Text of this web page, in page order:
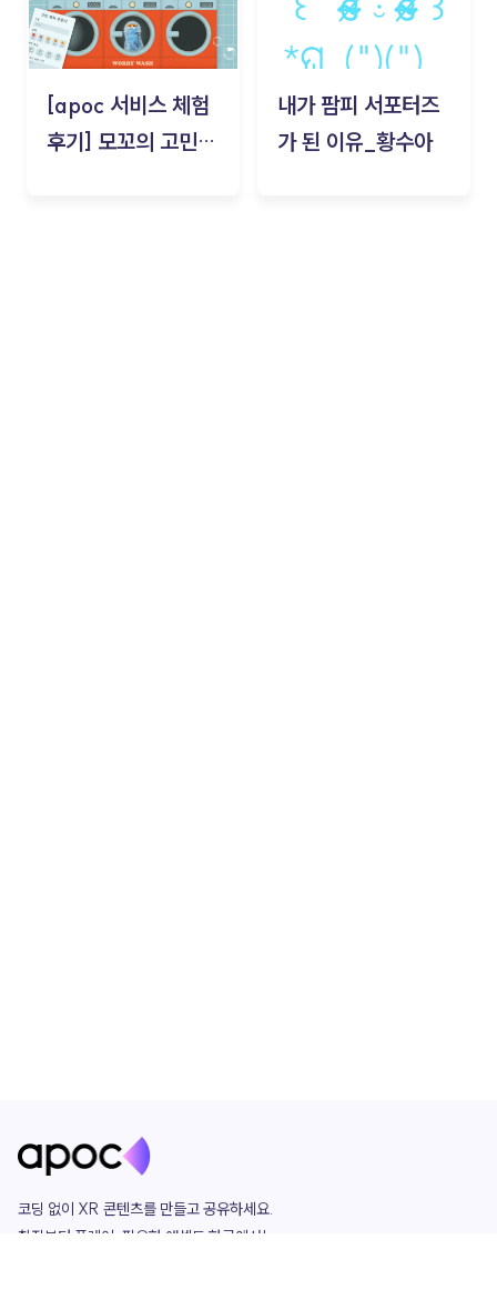
[apoc 서비스 체험
후기] 모꼬의 고민세
내가 팜피 서포터즈
가 된 이유_황수아
코딩 없이 XR 콘텐츠를 만들고 공유하세요.
창작부터 플레이, 필요한 애셋도 한곳에서!